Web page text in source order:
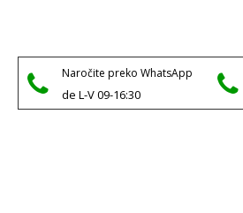
Naročite preko WhatsApp
de L-V 09-16:30